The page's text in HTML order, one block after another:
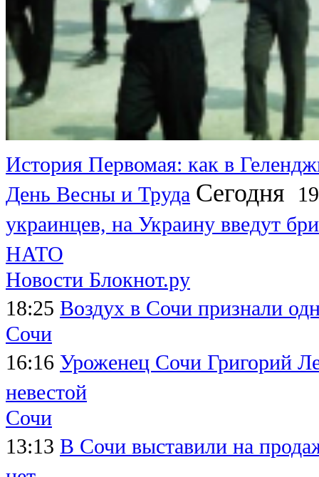
История Первомая: как в
День Весны и Труда Сегодня
украинцев, на Украину введут
НАТО
Новости Блокнот.ру
18:25 Воздух в Сочи признали
Сочи
16:16 Уроженец Сочи Григорий
невестой
Сочи
13:13 В Сочи выставили на